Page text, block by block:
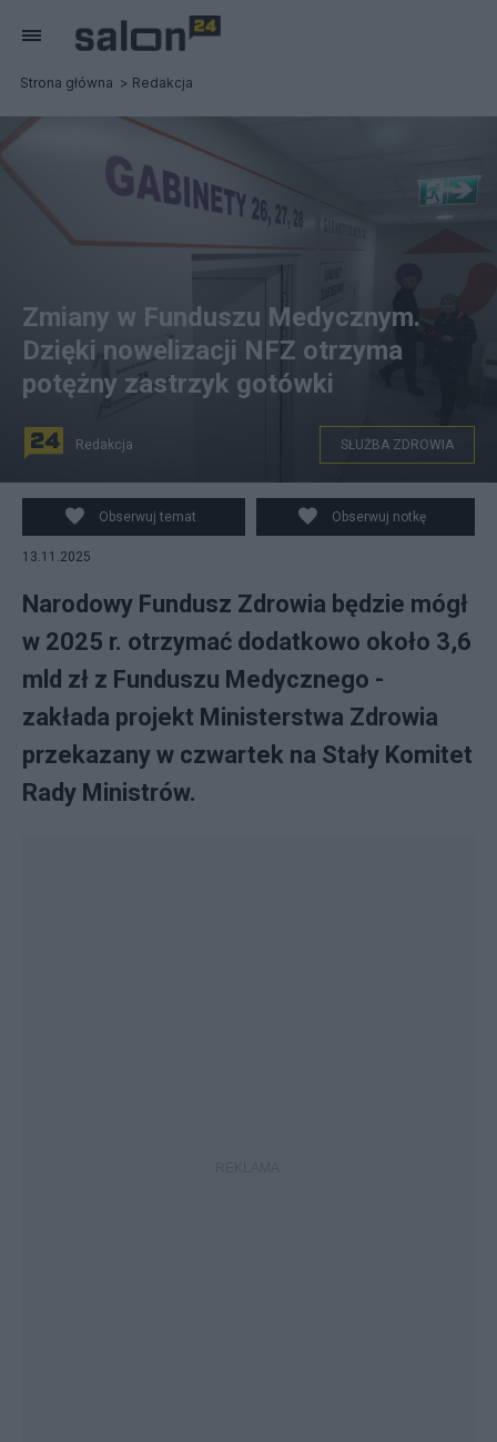
Strona główna Redakcja
n/z: Centrum Zdrowia Psychicznego dla dzieci i
młodzieży na ulicy Goplańskiej w Warszawie, zdjęcie
ilustracyjne. fot. PAP/Tomasz Gzell
Zmiany w Funduszu Medycznym.
Dzięki nowelizacji NFZ otrzyma
potężny zastrzyk gotówki
Redakcja SŁUŻBA ZDROWIA
Obserwuj temat Obserwuj notkę
13.11.2025
Narodowy Fundusz Zdrowia będzie mógł
w 2025 r. otrzymać dodatkowo około 3,6
mld zł z Funduszu Medycznego -
zakłada projekt Ministerstwa Zdrowia
przekazany w czwartek na Stały Komitet
Rady Ministrów.